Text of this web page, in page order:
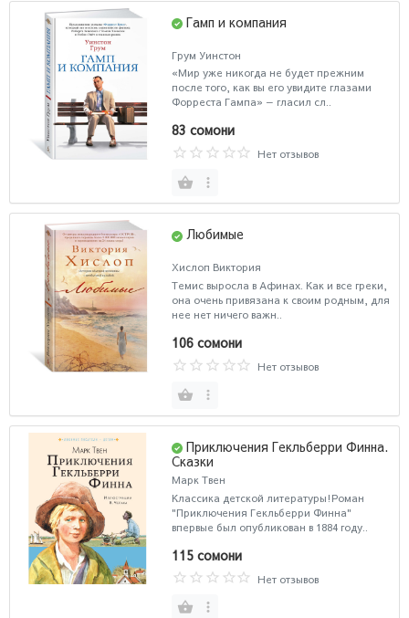
Гамп и компания
Грум Уинстон
«Мир уже никогда не будет прежним
после того, как вы его увидите глазами
Форреста Гампа» — гласил сл..
83 сомони
Нет отзывов
Любимые
Хислоп Виктория
Темис выросла в Афинах. Как и все греки,
она очень привязана к своим родным, для
нее нет ничего важн..
106 сомони
Нет отзывов
Приключения Гекльберри Финна.
Сказки
Марк Твен
Классика детской литературы!Роман
"Приключения Гекльберри Финна"
впервые был опубликован в 1884 году..
115 сомони
Нет отзывов